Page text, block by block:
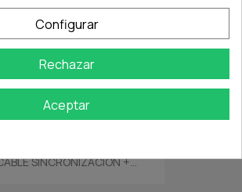
CONVERSOR DE VIDEO...
SINCRONIZACION +...
Configurar
Rechazar
Aceptar